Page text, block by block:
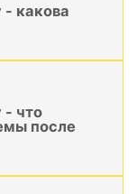
какова
- что
после